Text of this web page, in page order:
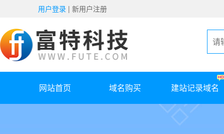
用户登录 | 新用户注册
网站首页 域名购买 建站记录域名